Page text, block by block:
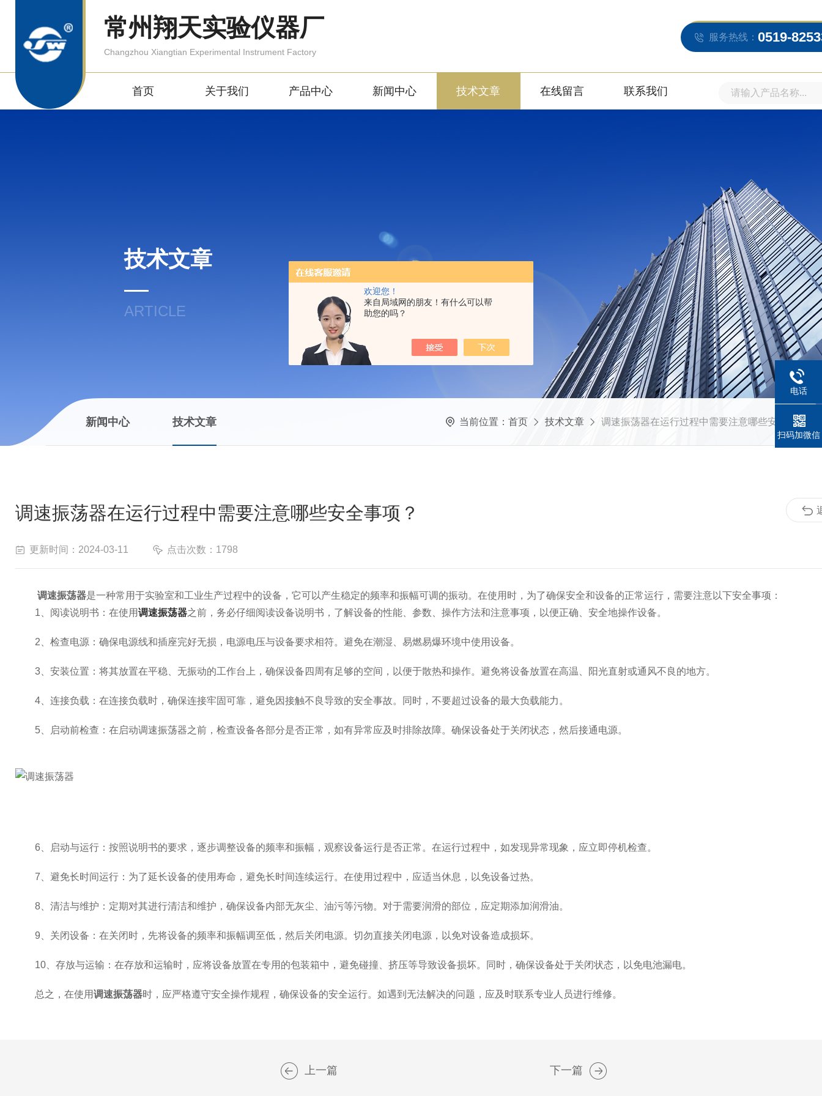
欢迎您！
来自局域网的朋友！有什么可以帮
助您的吗？
常州翔天实验仪器厂
Changzhou Xiangtian Experimental Instrument Factory
服务热线： 0519-
首页 关于我们 产品中心 新闻中心 技术文章 在线留言 联系我们
技术文章
ARTICLE
新闻中心 技术文章 当前位置： 首页 技术文章 调速振荡器在运行过程中需要注意哪些安全事项？
调速振荡器在运行过程中需要注意哪些安全事项？
更新时间：2024-03-11 点击次数：1798
调速振荡器是一种常用于实验室和工业生产过程中的设备，它可以产生稳定的频率和振幅可调的振动。在使用时，为了确保安全和设备的正常运行，需要注意以下安全事项：
1、阅读说明书：在使用调速振荡器之前，务必仔细阅读设备说明书，了解设备的性能、参数、操作方法和注意事项，以便正确、安全地操作设备。
2、检查电源：确保电源线和插座完好无损，电源电压与设备要求相符。避免在潮湿、易燃易爆环境中使用设备。
3、安装位置：将其放置在平稳、无振动的工作台上，确保设备四周有足够的空间，以便于散热和操作。避免将设备放置在高温、阳光直射或通风不良的地方。
4、连接负载：在连接负载时，确保连接牢固可靠，避免因接触不良导致的安全事故。同时，不要超过设备的最大负载能力。
5、启动前检查：在启动调速振荡器之前，检查设备各部分是否正常，如有异常应及时排除故障。确保设备处于关闭状态，然后接通电源。
6、启动与运行：按照说明书的要求，逐步调整设备的频率和振幅，观察设备运行是否正常。在运行过程中，如发现异常现象，应立即停机检查。
7、避免长时间运行：为了延长设备的使用寿命，避免长时间连续运行。在使用过程中，应适当休息，以免设备过热。
8、清洁与维护：定期对其进行清洁和维护，确保设备内部无灰尘、油污等污物。对于需要润滑的部位，应定期添加润滑油。
9、关闭设备：在关闭时，先将设备的频率和振幅调至低 ，然后关闭电源。切勿直接关闭电源，以免对设备造成损坏。
10、存放与运输：在存放和运输时，应将设备放置在专用 的包装箱中，避免碰撞、挤压等导致设备损坏。同时，确保设备处于关闭状态，以免电池漏电。
总之，在使用调速振荡器时，应严格遵守安全操作规程，确保设备的安全运行。如遇到无法解决的问题，应及时联系专业人员进行维修。
上一篇 下一篇
电话
扫码加微信